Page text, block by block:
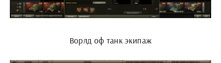
Ворлд оф танк экипаж